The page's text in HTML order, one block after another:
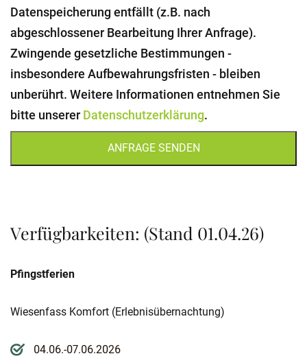
Datenspeicherung entfällt (z.B. nach
abgeschlossener Bearbeitung Ihrer Anfrage).
Zwingende gesetzliche Bestimmungen -
insbesondere Aufbewahrungsfristen - bleiben
unberührt. Weitere Informationen entnehmen Sie
bitte unserer Datenschutzerklärung.
ANFRAGE SENDEN
Verfügbarkeiten: (Stand 01.04.26)
Pfingstferien
Wiesenfass Komfort (Erlebnisübernachtung)
04.06.-07.06.2026